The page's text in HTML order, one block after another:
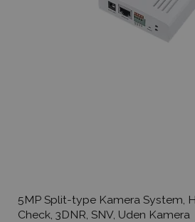
5MP Split-type Kamera System,
Check, 3DNR, SNV, Uden Kamera